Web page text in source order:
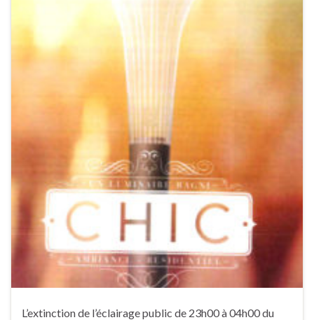
L’extinction de l’éclairage public de 23h00 à 04h00 du